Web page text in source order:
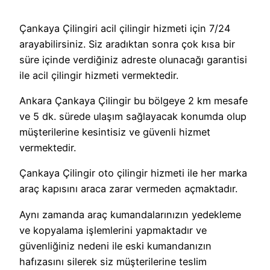
Çankaya Çilingiri acil çilingir hizmeti için 7/24
arayabilirsiniz. Siz aradıktan sonra çok kısa bir
süre içinde verdiğiniz adreste olunacağı garantisi
ile acil çilingir hizmeti vermektedir.
Ankara Çankaya Çilingir bu bölgeye 2 km mesafe
ve 5 dk. sürede ulaşım sağlayacak konumda olup
müşterilerine kesintisiz ve güvenli hizmet
vermektedir.
Çankaya Çilingir oto çilingir hizmeti ile her marka
araç kapısını araca zarar vermeden açmaktadır.
Aynı zamanda araç kumandalarınızın yedekleme
ve kopyalama işlemlerini yapmaktadır ve
güvenliğiniz nedeni ile eski kumandanızın
hafızasını silerek siz müşterilerine teslim